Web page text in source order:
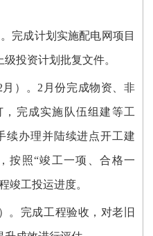
完成计划实施配电网项目
投资计划批复文件。
）。 2月份完成物资、非
完成实施队伍组建等工
续办理并陆续进点开工建
按照“竣工一项、合格一
竣工投运进度。
。 完成工程验收，对老旧